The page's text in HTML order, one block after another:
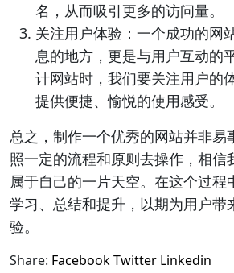
名，从而吸引更多的访问量。
关注用户体验：一个成功的网
息的地方，更是与用户互动的
计网站时，我们要关注用户的
提供便捷、愉悦的使用感受。
总之，制作一个优秀的网站并非易
照一定的流程和原则去操作，相信
属于自己的一片天空。在这个过程
学习、总结和提升，以期为用户带
验。
Share: FacebookTwitter Linkedin